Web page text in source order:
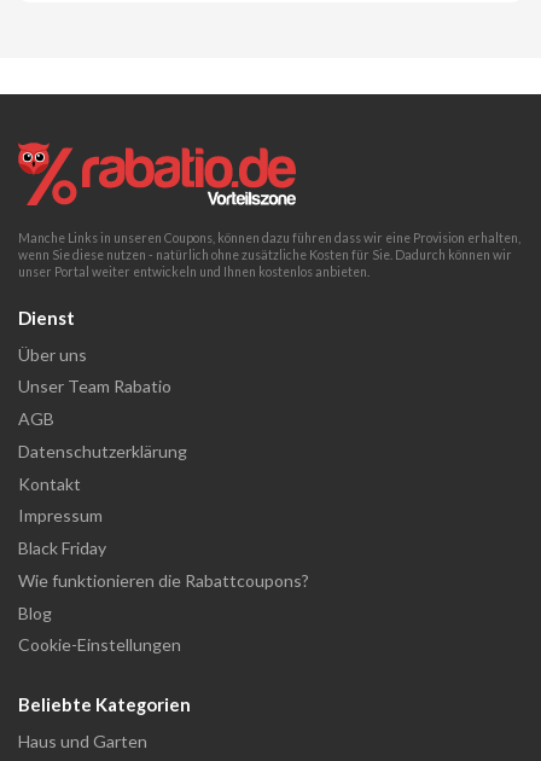
Manche Links in unseren Coupons, können dazu führen dass wir eine Provision erhalten,
wenn Sie diese nutzen - natürlich ohne zusätzliche Kosten für Sie. Dadurch können wir
unser Portal weiter entwickeln und Ihnen kostenlos anbieten.
Dienst
Über uns
Unser Team Rabatio
AGB
Datenschutzerklärung
Kontakt
Impressum
Black Friday
Wie funktionieren die Rabattcoupons?
Blog
Cookie-Einstellungen
Beliebte Kategorien
Haus und Garten